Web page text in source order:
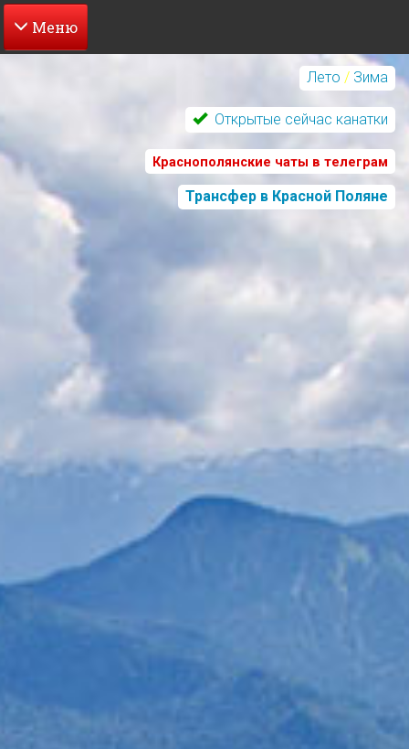
Перейти
содержанию
Лето / Зима
Открытые сейчас канатки
Краснополянские чаты в телеграм
Трансфер в Красной Поляне